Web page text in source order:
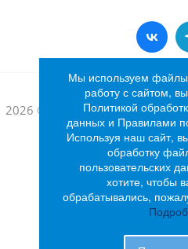
2026 © Интернет-магазин
Мы используем
работу с сайтом,
Политикой
данных и Правилами
Используя наш сайт,
обработку
пользовательских
хотите, чтобы
обрабатывались,